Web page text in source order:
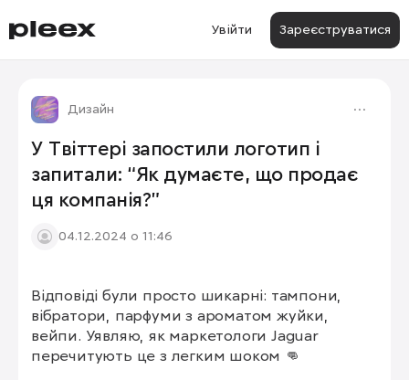
Увійти Зареєструватися
Дизайн
У Твіттері запостили логотип і
запитали: “Як думаєте, що продає
ця компанія?”
04.12.2024 о 11:46
Відповіді були просто шикарні: тампони,
вібратори, парфуми з ароматом жуйки,
вейпи. Уявляю, як маркетологи Jaguar
перечитують це з легким шоком 👊